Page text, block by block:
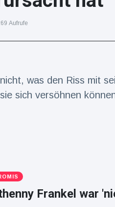
Aufrufe
was den Riss mit
sich versöhnen
Frankel war